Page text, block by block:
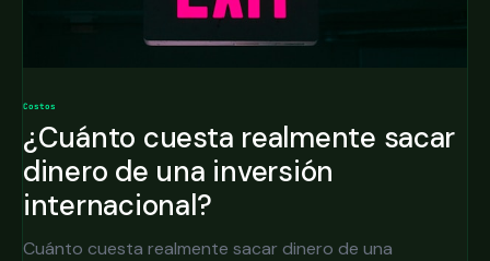
Costos
¿Cuánto cuesta realmente sacar
dinero de una inversión
internacional?
Cuánto cuesta realmente sacar dinero de una